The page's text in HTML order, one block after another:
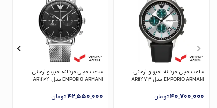
ساعت مچی مردانه امپریو آرمانی
EMPORIO ARMANI مدل AR11473
40,700,000تومان
ساعت مچی مردانه امپریو آرمانی
EMPORIO ARMANI مدل AR11104
42,550,000تومان